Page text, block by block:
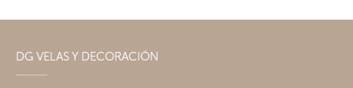
DG VELAS Y DECORACIÓN